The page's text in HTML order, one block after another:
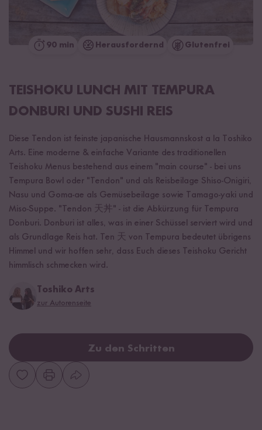
90 min Herausfordernd Glutenfrei
TEISHOKU LUNCH MIT TEMPURA
DONBURI UND SUSHI REIS
Diese Tendon ist feinste japanische Hausmannskost a la Toshiko
Arts. Eine moderne & einfache Variante des traditionellen
Teishoku Menus bestehend aus einem "main course" - bei uns
Tempura Bowl oder "Tendon" und als Reisbeilage Shiso-Onigiri,
Nasu und Goma-ae als Gemüsebeilage sowie Tamago-yaki und
Miso-Suppe. "Tendon 天丼" - ist die Abkürzung für Tempura
Donburi. Donburi ist alles, was in einer Schüssel serviert wird und
als Grundlage Reis hat. Ten 天 von Tempura bedeutet übrigens
Himmel und wir hoffen sehr, dass Euch dieses Teishoku Gericht
himmlisch schmecken wird.
Toshiko Arts
zur Autorenseite
Zu den Schritten